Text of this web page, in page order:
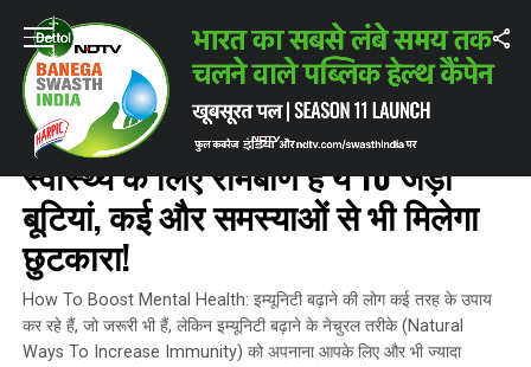
Home / ताज़ातरीन ख़बरें मजबूत इम्यून सिस्टम और मानसिक स्वास्थ्य के लिए
ताज़ातरीन ख़बरें
मजबूत इम्यून सिस्टम और मानसिक
स्वास्थ्य के लिए रामबाण हैं ये 10 जड़ी
बूटियां, कई और समस्याओं से भी मिलेगा
छुटकारा!
How To Boost Mental Health: इम्यूनिटी बढ़ाने की लोग कई तरह के उपाय
कर रहे हैं, जो जरूरी भी हैं, लेकिन इम्यूनिटी बढ़ाने के नेचुरल तरीके (Natural
Ways To Increase Immunity) को अपनाना आपके लिए और भी ज्यादा